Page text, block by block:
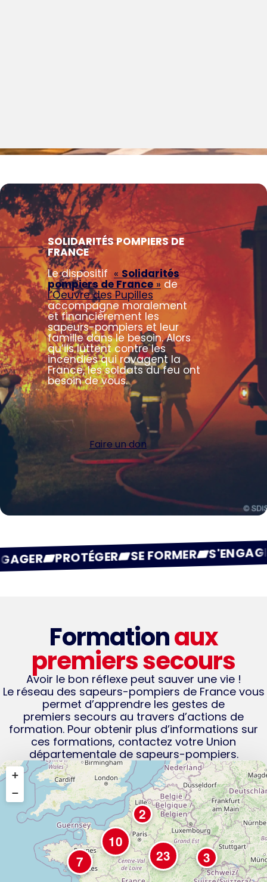
SOLIDARITÉS POMPIERS DE
FRANCE
Le dispositif « Solidarités
pompiers de France» de
l’Oeuvre des Pupilles
accompagne moralement
et financièrement les
sapeurs-pompiers et leur
famille dans le besoin. Alors
qu’ils luttent contre les
incendies qui ravagent la
France, les soldats du feu ont
besoin de vous.
Faire un don
FORMER S'ENGAGER PROTÉGER SE
Formationaux
premiers secours
Avoir le bon réflexe peut sauver une vie !
Le réseau des sapeurs-pompiers de France vous
permet d’apprendre les gestes de
premiers secours au travers d’actions de
formation. Pour obtenir plus d’informations sur
ces formations, contactez votre Union
départementale de sapeurs-pompiers.
2
7
10
3
23
+
−